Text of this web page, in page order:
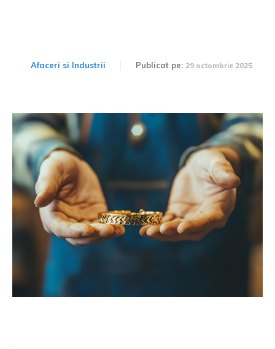
Afaceri si Industrii Publicat pe: 29 octombrie 2025